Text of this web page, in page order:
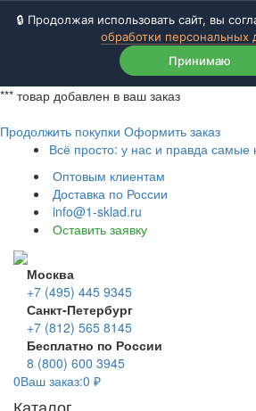
🔒 Продолжая использовать сайт, вы
обработки персональных
Принимаю
*** товар добавлен в ваш заказ
Продолжить покупки Оформить заказ
Всё просто: у нас и правда самые
Оптовым клиентам
Доставка по России
info@1-sklad.ru
Оставить заявку
Москва
+7 (495) 445 9345
Санкт-Петербург
+7 (812) 565 8145
Бесплатно по России
8 (800) 600 3945
0Ваш заказ:0 ₽